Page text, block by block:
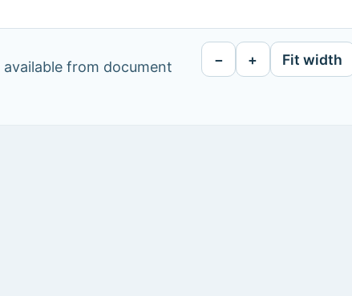
available from document
− + Fit width